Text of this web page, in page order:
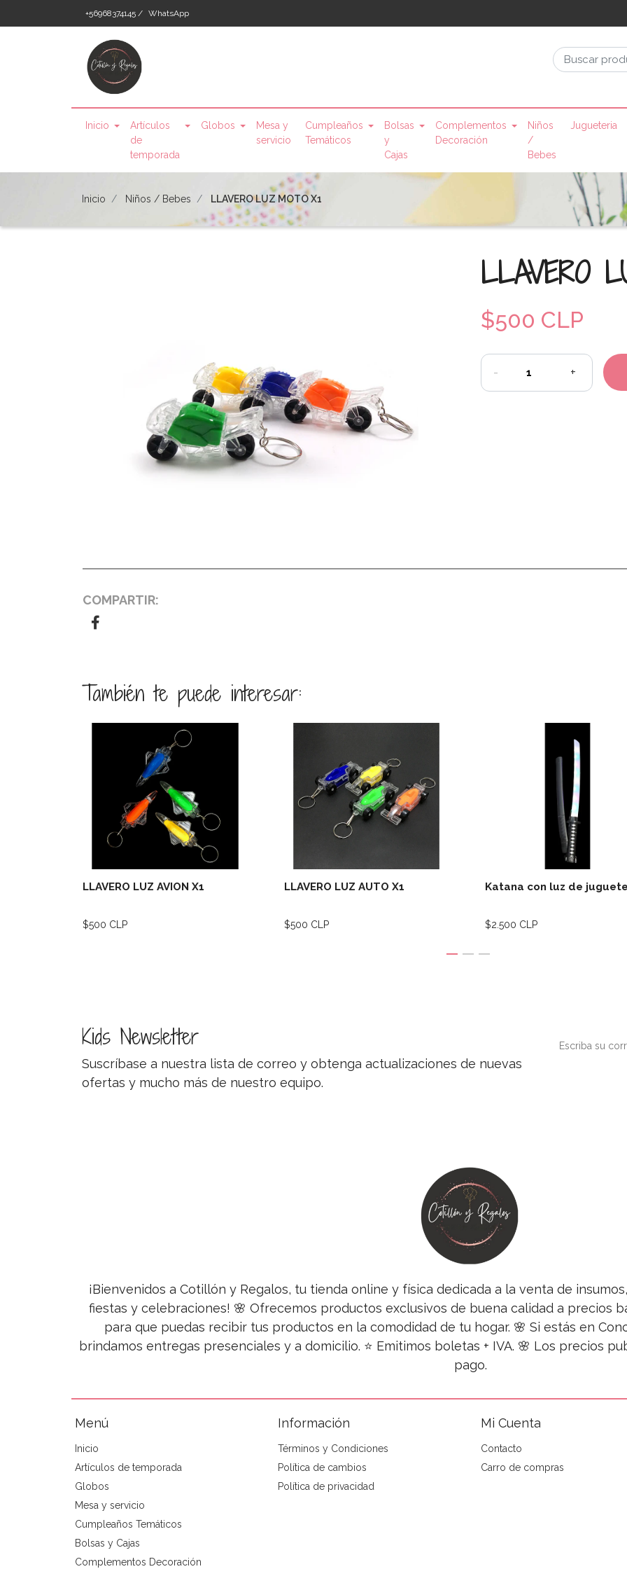
+56968374145 / WhatsApp
Inicio
Artículos
de
temporada
Globos
Mesa y
servicio
Cumpleaños
Temáticos
Bolsas
y
Cajas
Complementos
Decoración
Niños
/
Bebes
Jugueteria
Inicio Niños / Bebes LLAVERO LUZ MOTO X1
LLAVERO
$500 CLP
- +
COMPARTIR:
También te puede interesar:
LLAVERO LUZ AVION X1
Ver detalles
$500 CLP
LLAVERO LUZ AUTO X1
Ver detalles
$500 CLP
Katana con luz de juguete
$2.500 CLP
Kids Newsletter
Suscríbase a nuestra lista de correo y obtenga actualizaciones de nuevas
ofertas y mucho más de nuestro equipo.
¡Bienvenidos a Cotillón y Regalos, tu tienda online y física dedicada a la venta de
fiestas y celebraciones! 🌸 Ofrecemos productos exclusivos de buena calidad a precios
para que puedas recibir tus productos en la comodidad de tu hogar. 🌸 Si estás en
brindamos entregas presenciales y a domicilio. ⭐ Emitimos boletas + IVA. 🌸 Los precios
pago.
Menú
Inicio
Artículos de temporada
Globos
Mesa y servicio
Cumpleaños Temáticos
Bolsas y Cajas
Complementos Decoración
Información
Términos y Condiciones
Política de cambios
Política de privacidad
Mi Cuenta
Contacto
Carro de compras